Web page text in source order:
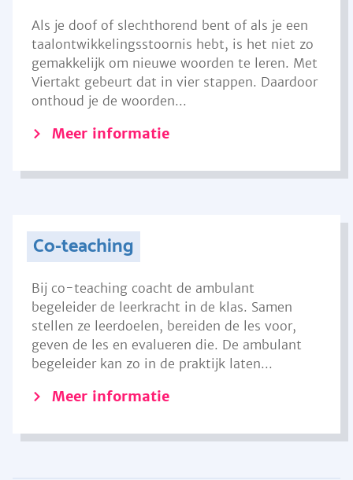
Als je doof of slechthorend bent of als je een
taalontwikkelingsstoornis hebt, is het niet zo
gemakkelijk om nieuwe woorden te leren. Met
Viertakt gebeurt dat in vier stappen. Daardoor
onthoud je de woorden...
Meer informatie
Co-teaching
Bij co-teaching coacht de ambulant
begeleider de leerkracht in de klas. Samen
stellen ze leerdoelen, bereiden de les voor,
geven de les en evalueren die. De ambulant
begeleider kan zo in de praktijk laten...
Meer informatie